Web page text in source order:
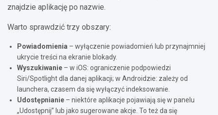
znajdzie aplikację po nazwie.
Warto sprawdzić trzy obszary:
Powiadomienia – wyłączenie powiadomień lub przynajmniej
ukrycie treści na ekranie blokady.
Wyszukiwanie – w iOS: ograniczenie podpowiedzi
Siri/Spotlight dla danej aplikacji; w Androidzie: zależy od
launchera, czasem da się wyłączyć indeksowanie.
Udostępnianie – niektóre aplikacje pojawiają się w panelu
„Udostępnij” lub jako sugerowane akcje. To też da się